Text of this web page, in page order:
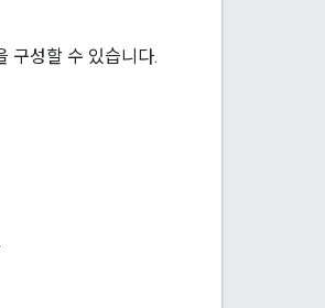
구성할 수 있습니다.